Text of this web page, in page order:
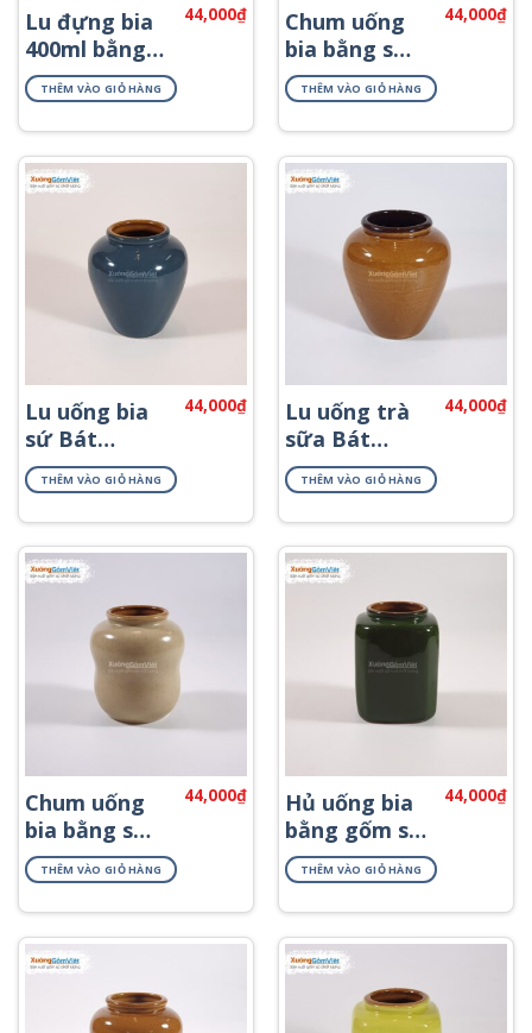
Lu đựng bia
400ml bằng
sứ Bát
Tràng vàng
44,000₫
THÊM VÀO GIỎ HÀNG
Chum uống
bia bằng sứ
dáng mini
400ml
44,000₫
THÊM VÀO GIỎ HÀNG
Lu uống bia
sứ Bát
Tràng 400ml
xanh dương
44,000₫
THÊM VÀO GIỎ HÀNG
Lu uống trà
sữa Bát
Tràng 400ml
nâu hạt dẻ
44,000₫
THÊM VÀO GIỎ HÀNG
Chum uống
bia bằng sứ
Bát Tràng
400ml
44,000₫
THÊM VÀO GIỎ HÀNG
Hủ uống bia
bằng gốm sứ
Bát Tràng
400ml
44,000₫
THÊM VÀO GIỎ HÀNG